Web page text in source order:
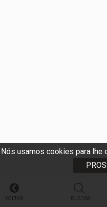
Nós usamos cookies para lhe
VOLTAR BUSCAR